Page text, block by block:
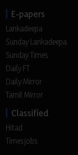
E-papers
Lankadeepa
Sunday Lankadeepa
Sunday Times
Daily FT
Daily Mirror
Tamil Mirror
Classified
Hitad
Timesjobs